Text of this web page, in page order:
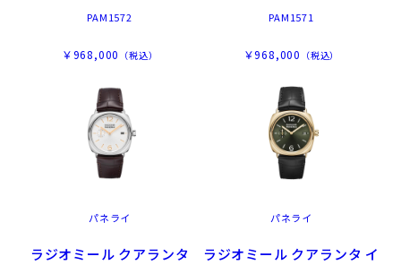
PAM1572
￥968,000 （税込）
PAM1571
￥968,000 （税込）
パネライ
ラジオミール クアランタ
パネライ
ラジオミール クアランタ イ